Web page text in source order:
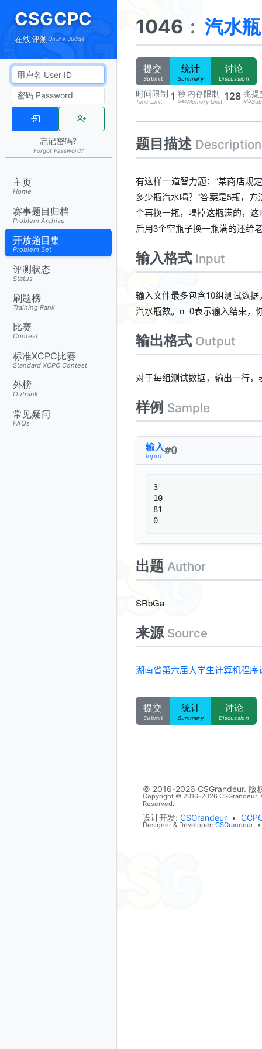
CSGCPC
在线评测Online Judge
忘记密码?
Forgot Password?
主页
Home
赛事题目归档
Problem Archive
开放题目集
Problem Set
评测状态
Status
刷题榜
Training Rank
比赛
Contest
标准XCPC比赛
Standard XCPC Contest
外榜
Outrank
常见疑问
FAQs
1046 : 汽水瓶
提交
Submit
统计
Summary
讨论
Discussion
时间限制
Time Limit 1 秒
Sec
内存限制
Memory Limit 128 兆
MB
提
题目描述 Description
有这样一道智力题：“某商店规
多少瓶汽水喝？”答案是5瓶，
个再换一瓶，喝掉这瓶满的，
后用3个空瓶子换一瓶满的还给
输入格式 Input
输入文件最多包含10组测试数
汽水瓶数。n=0表示输入结束，
输出格式 Output
对于每组测试数据，输出一行
样例 Sample
输入
Input #0
3
10
81
出题 Author
SRbGa
来源 Source
湖南省第六届大学生计算机程
提交
Submit
统计
Summary
讨论
Discussion
© 2016-2026 CSGrandeur. 版
Copyright © 2016-2026 CSGrandeur.
Reserved.
设计开发: CSGrandeur •
Designer & Developer: CSGrandeur •